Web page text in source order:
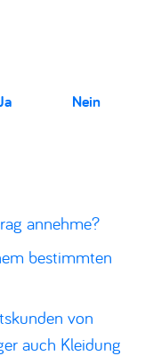
Nein
annehme?
bestimmten
von
auch Kleidung